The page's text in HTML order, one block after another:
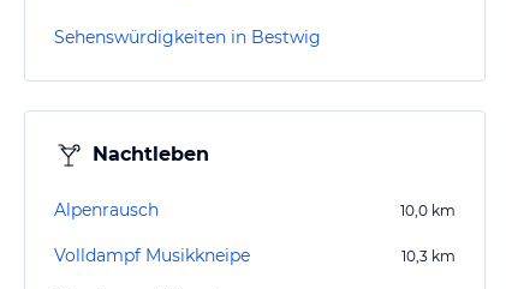
Sehenswürdigkeiten in Bestwig
Nachtleben
Alpenrausch 10,0 km
Volldampf Musikkneipe 10,3 km